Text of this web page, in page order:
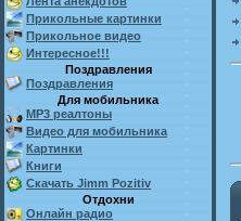
Прикольные картинки
Прикольное видео
Интересное!!!
Поздравления
Поздравления
Для мобильника
MP3 реалтоны
Видео для мобильника
Картинки
Книги
Скачать Jimm Pozitiv
Отдохни
Онлайн радио